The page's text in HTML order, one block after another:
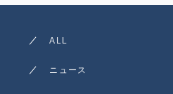
ALL
ニュース